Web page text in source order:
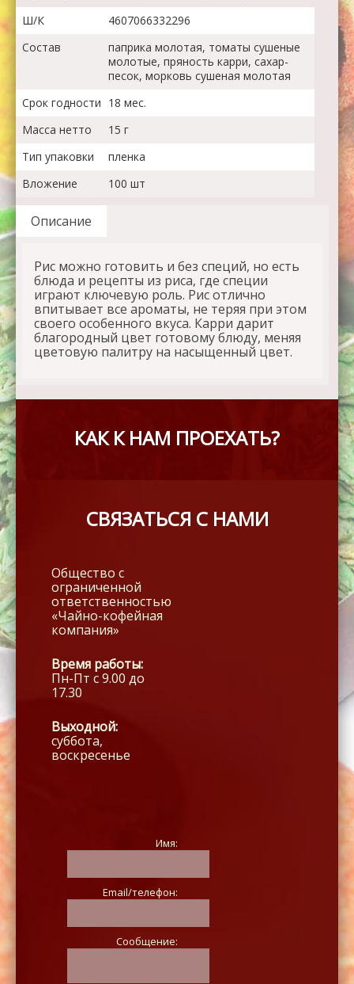
Ш/К
4607066332296
Состав
паприка молотая, томаты сушеные
молотые, пряность карри, сахар-
песок, морковь сушеная молотая
Срок годности 18 мес.
Масса нетто
15 г
Тип упаковки
пленка
Вложение
100 шт
Описание
Рис можно готовить и без специй, но есть
блюда и рецепты из риса, где специи
играют ключевую роль. Рис отлично
впитывает все ароматы, не теряя при этом
своего особенного вкуса. Карри дарит
благородный цвет готовому блюду, меняя
цветовую палитру на насыщенный цвет.
КАК К НАМ ПРОЕХАТЬ?
СВЯЗАТЬСЯ С НАМИ
Общество с
ограниченной
ответственностью
«Чайно-кофейная
компания»
Время работы:
Пн-Пт с 9.00 до
17.30
Выходной:
суббота,
воскресенье
Имя:
Email/телефон:
Сообщение: